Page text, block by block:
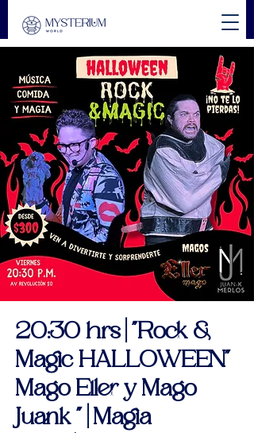
20:30 hrs | "Rock &
Magic HALLOWEEN"
Mago Eller y Mago
Juank " | Magia